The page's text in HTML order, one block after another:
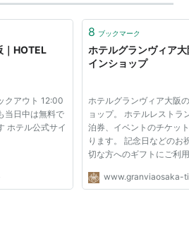
｜HOTEL
クアウト 12:00
当日中は無料で
ホテル公式サイ
8 ブックマーク
ホテルグランヴィア
インショップ
ホテルグランヴィア大阪
ョップ。 ホテルレストラ
泊券、イベントのチケッ
ります。 記念日などのお
切な方へのギフトにご利
www.granviaosaka-